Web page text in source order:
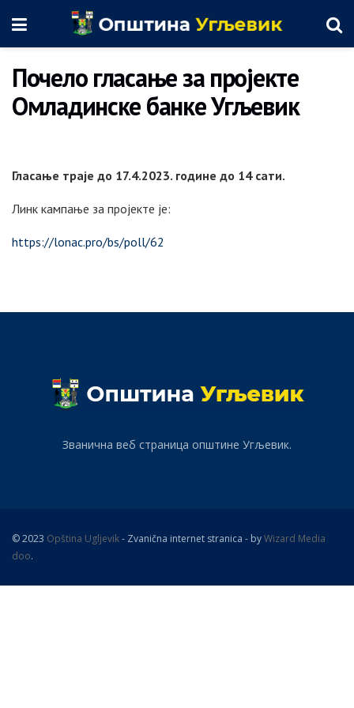
Почело гласање за пројекте
Омладинске банке Угљевик
Гласање траје до 17.4.2023. године до 14 сати.
Линк кампање за пројекте је:
https://lonac.pro/bs/poll/62
Званична веб страница општине Угљевик.
© 2023 Opština Ugljevik- Zvanična internet stranica - byWizard Media
doo.